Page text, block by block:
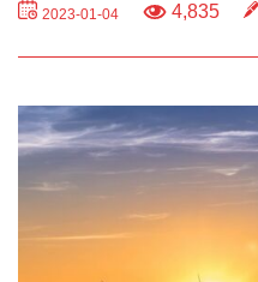
2023-01-04 4,835